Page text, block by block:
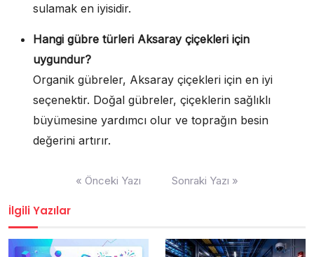
sulamak en iyisidir.
Hangi gübre türleri Aksaray çiçekleri için
uygundur?
Organik gübreler, Aksaray çiçekleri için en iyi
seçenektir. Doğal gübreler, çiçeklerin sağlıklı
büyümesine yardımcı olur ve toprağın besin
değerini artırır.
« Önceki Yazı Sonraki Yazı »
İlgili Yazılar